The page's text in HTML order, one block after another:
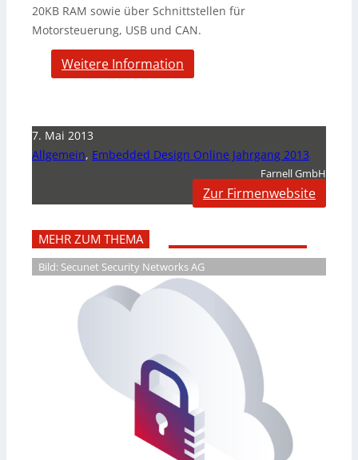
20KB RAM sowie über Schnittstellen für
Motorsteuerung, USB und CAN.
Weitere Information
7. Mai 2013
Allgemein, Embedded Design Online Jahrgang 2013
Farnell GmbH
Zur Firmenwebsite
MEHR ZUM THEMA
Bild: Secunet Security Networks AG